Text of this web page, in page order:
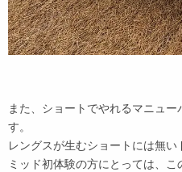
また、ショートでやれるマニュ
す。
レングスが生むショートには無い
ミッド初体験の方にとっては、